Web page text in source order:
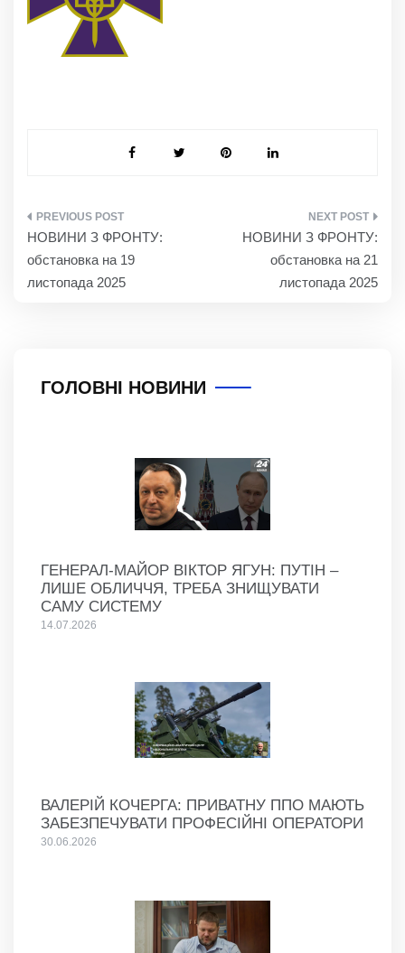
НАВІГАЦІЯ
ЗАПИСІВ
НОВИНИ З ФРОНТУ:
обстановка на 19
листопада 2025
НОВИНИ З ФРОНТУ:
обстановка на 21
листопада 2025
ГОЛОВНІ НОВИНИ
ГЕНЕРАЛ-МАЙОР ВІКТОР ЯГУН: ПУТІН –
ЛИШЕ ОБЛИЧЧЯ, ТРЕБА ЗНИЩУВАТИ
САМУ СИСТЕМУ
14.07.2026
ВАЛЕРІЙ КОЧЕРГА: ПРИВАТНУ ППО МАЮТЬ
ЗАБЕЗПЕЧУВАТИ ПРОФЕСІЙНІ ОПЕРАТОРИ
30.06.2026